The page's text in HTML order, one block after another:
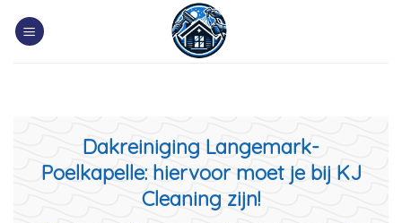
Dakreiniging Langemark-
Poelkapelle: hiervoor moet je bij KJ
Cleaning zijn!